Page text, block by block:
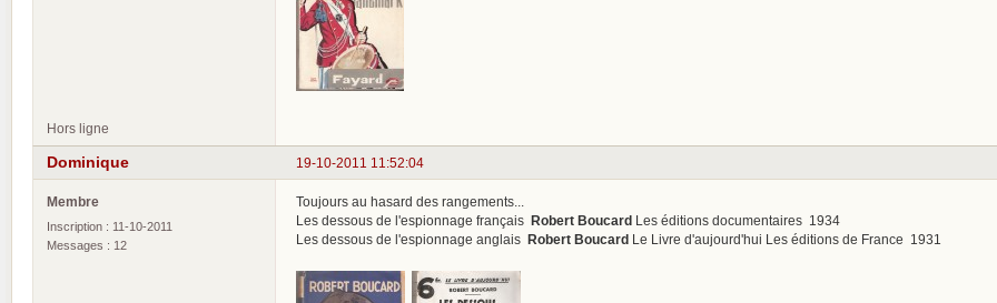
Hors ligne
19-10-2011 11:52:04
Dominique
Membre
Inscription : 11-10-2011
Messages : 12
Toujours au hasard des rangements...
Les dessous de l'espionnage français
Robert Boucard
Les éditions documentaires 1934
Les dessous de l'espionnage anglais
Robert Boucard Le Livre d'aujourd'hui Les éditions de France 1931